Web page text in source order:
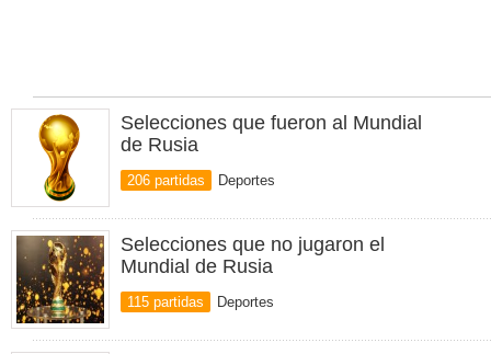
Selecciones que fueron al Mundial
de Rusia
206 partidas Deportes
Selecciones que no jugaron el
Mundial de Rusia
115 partidas Deportes